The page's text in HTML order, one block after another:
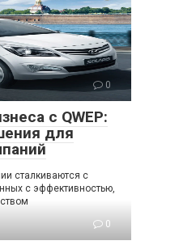
0
с QWEP:
для
сталкиваются с
с эффективностью,
0